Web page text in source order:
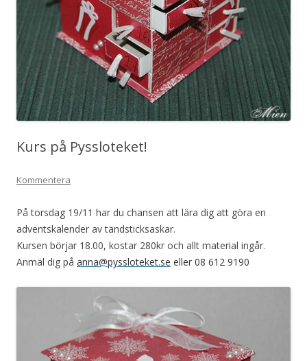
Kurs på Pyssloteket!
Kommentera
På torsdag 19/11 har du chansen att lära dig att göra en
adventskalender av tändsticksaskar.
Kursen börjar 18.00, kostar 280kr och allt material ingår.
Anmäl dig på anna@pyssloteket.se eller 08 612 9190